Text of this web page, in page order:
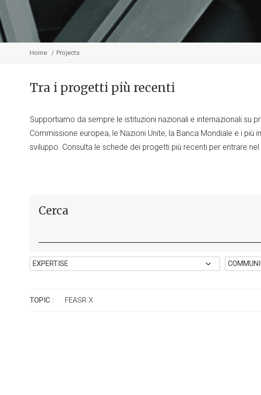
Home Projects
Tra i progetti più recenti
Supportiamo da sempre le istituzioni nazionali e internazionali su
Commissione europea, le Nazioni Unite, la Banca Mondiale e i
sviluppo. Consulta le schede dei progetti più recenti per entrare
Cerca
TOPIC : FEASR X